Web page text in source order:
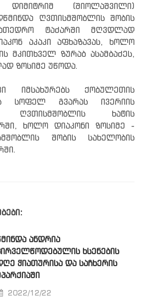
დიმიტრიმ (შიოლაშვილი)
ღვთისმშობლის შობის
ტაძარში მღვდლად
აკაკი აფხაზავას, ხოლო
მკითხველ ზურაბ ასამბაძეს,
ზოსიმე უწოდა.
იმსახურებს ქობულეთის
სოფელ გვარას ივერიის
ღვთისმშობლის ხატის
ხოლო დიაკონი ზოსიმე -
შობის სახელობის
ᲐᲜᲓᲠᲘᲐ
ᲮᲡᲔᲜᲔᲑᲘᲡ
ᲭᲘᲐᲗᲣᲠᲘᲡᲐ ᲓᲐ ᲡᲐᲩᲮᲔᲠᲘᲡ
2022/12/22